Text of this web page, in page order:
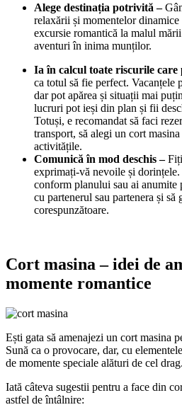
Alege destinația potrivită –
relaxării și momentelor
excursie romantică la malul
aventuri în inima munților.
Ia în calcul toate riscurile care
ca totul să fie perfect. Vacanțele
dar pot apărea și situații mai
lucruri pot ieși din plan și fii
Totuși, e recomandat să faci
transport, să alegi un cort
activitățile.
Comunică în mod deschis –
exprimați-vă nevoile și
conform planului sau ai anumite
cu partenerul sau partenera și
corespunzătoare.
Cort masina – idei de
momente romantice
Ești gata să amenajezi un cort masina
Sună ca o provocare, dar, cu
de momente speciale alături de cel drag.
Iată câteva sugestii pentru a face din
astfel de întâlnire: